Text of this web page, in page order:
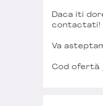
Daca iti
contactati!
Va
Cod ofertă /